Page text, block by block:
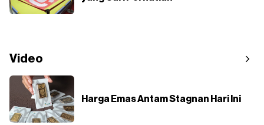
Video
Harga Emas Antam Stagnan Hari Ini